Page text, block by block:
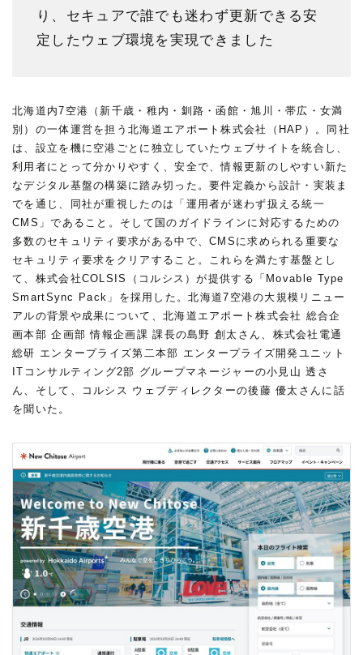
り、セキュアで誰でも迷わず更新できる安
定したウェブ環境を実現できました
北海道内7空港（新千歳・稚内・釧路・函館・旭川・帯広・女満
別）の一体運営を担う北海道エアポート株式会社（HAP）。同社
は、設立を機に空港ごとに独立していたウェブサイトを統合し、
利用者にとって分かりやすく、安全で、情報更新のしやすい新た
なデジタル基盤の構築に踏み切った。要件定義から設計・実装ま
でを通じ、同社が重視したのは「運用者が迷わず扱える統一
CMS」であること。そして国のガイドラインに対応するための
多数のセキュリティ要求がある中で、CMSに求められる重要な
セキュリティ要求をクリアすること。これらを満たす基盤とし
て、株式会社COLSIS（コルシス）が提供する「Movable Type
SmartSync Pack」を採用した。北海道7空港の大規模リニュー
アルの背景や成果について、北海道エアポート株式会社 総合企
画本部 企画部 情報企画課 課長の島野 創太さん、株式会社電通
総研 エンタープライズ第二本部 エンタープライズ開発ユニット
ITコンサルティング2部 グループマネージャーの小見山 透さ
ん、そして、コルシス ウェブディレクターの後藤 優太さんに話
を聞いた。